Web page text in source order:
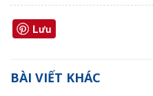
Lưu
BÀI VIẾT KHÁC